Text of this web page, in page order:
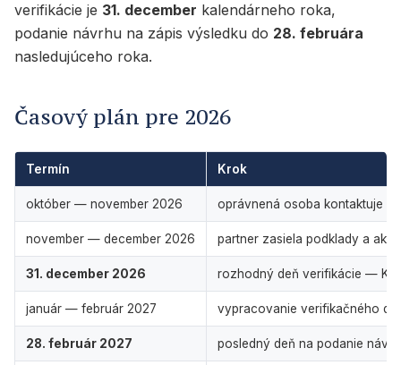
verifikácie je 31. december kalendárneho roka,
podanie návrhu na zápis výsledku do 28. februára
nasledujúceho roka.
Časový plán pre 2026
Termín Krok
október — november 2026 oprávnená osoba kontaktuje
november — december 2026 partner zasiela podklady a
31. december 2026 rozhodný deň verifikácie —
január — február 2027 vypracovanie verifikačného
28. február 2027 posledný deň na podanie